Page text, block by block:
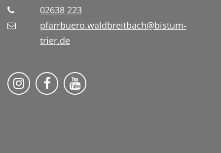
02638 223
pfarrbuero.waldbreitbach@bistum-
trier.de
Folge uns auf Instragram
Folge uns auf Facebook
Folge uns auf YouTube